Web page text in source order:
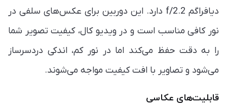
دیافراگم f/2.2 دارد. این دوربین برای عکس‌های سلفی در
نور کافی مناسب است و در ویدیو کال، کیفیت تصویر شما
را به دقت حفظ می‌کند اما در نور کم، اندکی دردسرساز
می‌شود و تصاویر با افت کیفیت مواجه می‌شوند.
قابلیت‌های عکاسی